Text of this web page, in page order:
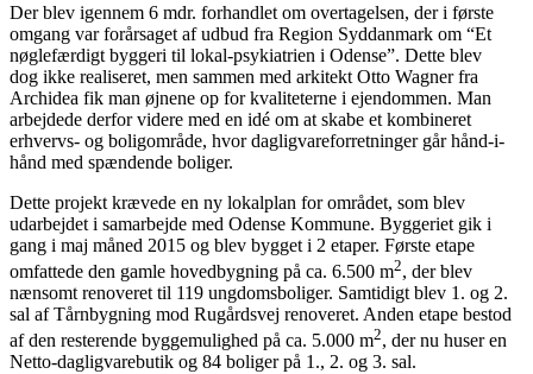
Der blev igennem 6 mdr. forhandlet om overtagelsen, der i første
omgang var forårsaget af udbud fra Region Syddanmark om “Et
nøglefærdigt byggeri til lokal-psykiatrien i Odense”. Dette blev
dog ikke realiseret, men sammen med arkitekt Otto Wagner fra
Archidea fik man øjnene op for kvaliteterne i ejendommen. Man
arbejdede derfor videre med en idé om at skabe et kombineret
erhvervs- og boligområde, hvor dagligvareforretninger går hånd-i-
hånd med spændende boliger.
Dette projekt krævede en ny lokalplan for området, som blev
udarbejdet i samarbejde med Odense Kommune. Byggeriet gik i
gang i maj måned 2015 og blev bygget i 2 etaper. Første etape
omfattede den gamle hovedbygning på ca. 6.500 m2, der blev
nænsomt renoveret til 119 ungdomsboliger. Samtidigt blev 1. og 2.
sal af Tårnbygning mod Rugårdsvej renoveret. Anden etape bestod
af den resterende byggemulighed på ca. 5.000 m2, der nu huser en
Netto-dagligvarebutik og 84 boliger på 1., 2. og 3. sal.